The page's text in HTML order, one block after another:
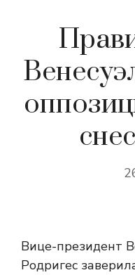
Вице-президент
Родригес